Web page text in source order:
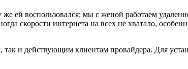
же ей воспользовался: мы с женой работаем
скорости интернета на всех не хватало,
и действующим клиентам провайдера. Для